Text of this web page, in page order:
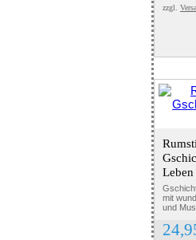
zzgl.
Leben
mit
und